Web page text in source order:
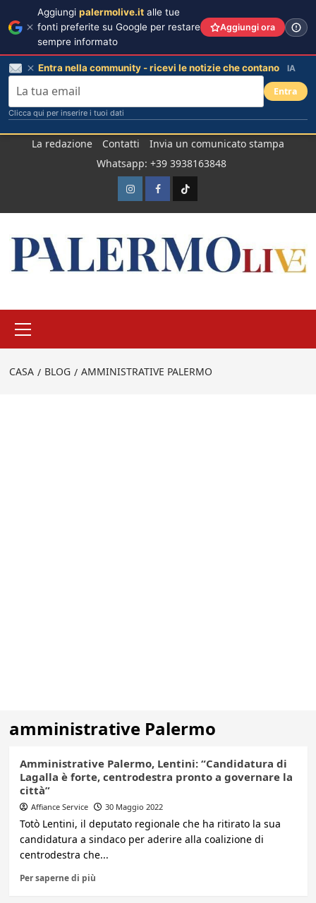
La redazione Contatti
Invia un comunicato stampa
Whatsapp: +39 3938163848
InstagramFacebook
TikTok
principale
CASA BLOG AMMINISTRATIVE PALERMO
amministrative Palermo
Amministrative Palermo, Lentini: “Candidatura di
Lagalla è forte, centrodestra pronto a governare la
città”
Affiance Service 30 Maggio 2022
Totò Lentini, il deputato regionale che ha ritirato la sua
candidatura a sindaco per aderire alla coalizione di
centrodestra che...
Per saperne di più
Aggiungi palermolive.it alle tue
fonti preferite su Google per restare
sempre informato
Aggiungi ora
Entra nella community - ricevi le notizie che contano IA
Entra
Clicca qui per inserire i tuoi dati